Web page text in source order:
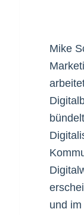
Mike
und im